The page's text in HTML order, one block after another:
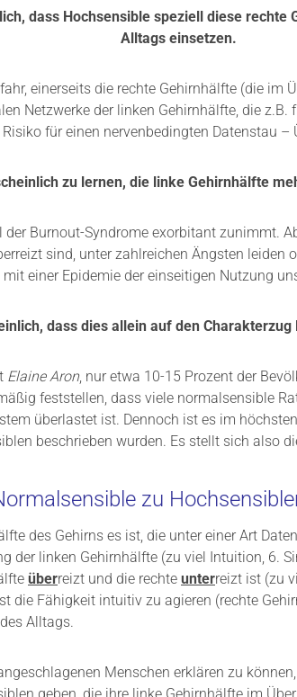
dass Hochsensible speziell diese
Alltags einsetzen.
einerseits die rechte Gehirnhälfte (die im
Netzwerke der linken Gehirnhälfte, die
für einen nervenbedingten Datenstau –
zu lernen, die linke Gehirnhälfte
Burnout-Syndrome exorbitant zunimmt.
sind, unter zahlreichen Ängsten leiden
einer Epidemie der einseitigen Nutzung
dass dies allein auf den
Elaine Aron, nur etwa 10-15 Prozent der
feststellen, dass viele normalsensible
überlastet ist. Dennoch ist es im
beschrieben wurden. Es stellt sich also
zu
des Gehirns es ist, die unter einer Art
der linken Gehirnhälfte (zu viel Intuition, 6.
überreizt und die rechte unterreizt ist (zu
die Fähigkeit intuitiv zu agieren (rechte
Alltags.
Menschen erklären zu